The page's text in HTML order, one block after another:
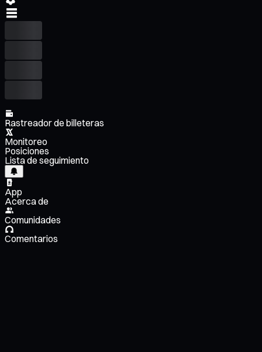
Rastreador de billeteras
Monitoreo
Posiciones
Lista de seguimiento
App
Acerca de
Comunidades
Comentarios